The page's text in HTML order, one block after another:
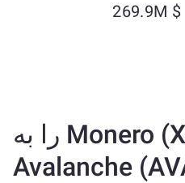
$ 269.9M
چرا Monero (XMR) را به
Avalanche